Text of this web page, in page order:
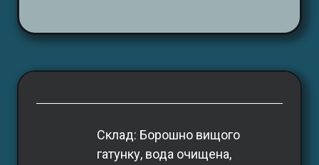
Склад: Борошно вищого
гатунку, вода очищена,